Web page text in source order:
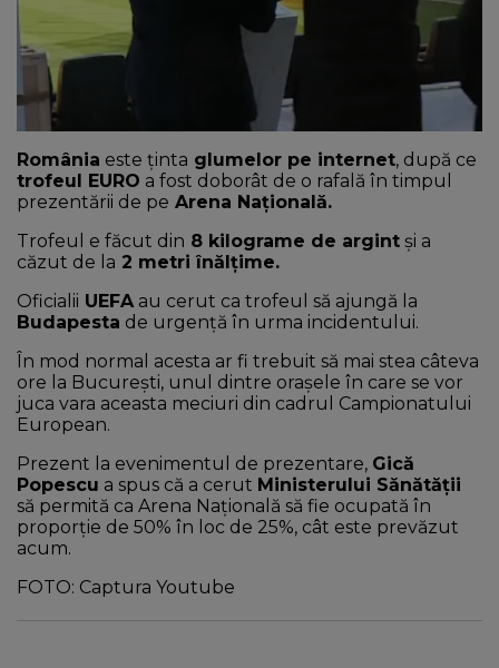
România este ținta glumelor pe internet, după ce
trofeul EURO a fost doborât de o rafală în timpul
prezentării de pe Arena Națională.
Trofeul e făcut din 8 kilograme de argint și a
căzut de la 2 metri înălțime.
Oficialii UEFA au cerut ca trofeul să ajungă la
Budapesta de urgență în urma incidentului.
În mod normal acesta ar fi trebuit să mai stea câteva
ore la București, unul dintre orașele în care se vor
juca vara aceasta meciuri din cadrul Campionatului
European.
Prezent la evenimentul de prezentare, Gică
Popescu a spus că a cerut Ministerului Sănătății
să permită ca Arena Națională să fie ocupată în
proporție de 50% în loc de 25%, cât este prevăzut
acum.
FOTO: Captura Youtube